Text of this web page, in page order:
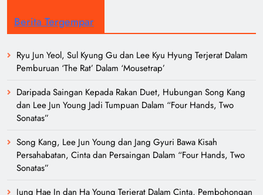
Berita Tergempar
Ryu Jun Yeol, Sul Kyung Gu dan Lee Kyu Hyung Terjerat Dalam
Pemburuan ‘The Rat’ Dalam ‘Mousetrap’